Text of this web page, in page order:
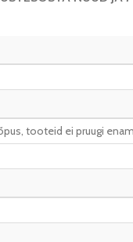
tooteid ei pruugi